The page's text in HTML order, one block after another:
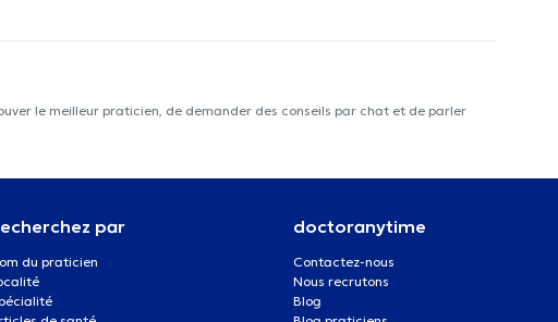
le meilleur praticien, de demander des conseils par chat et de parler
par
du praticien
doctoranytime
Contactez-nous
Nous recrutons
Blog